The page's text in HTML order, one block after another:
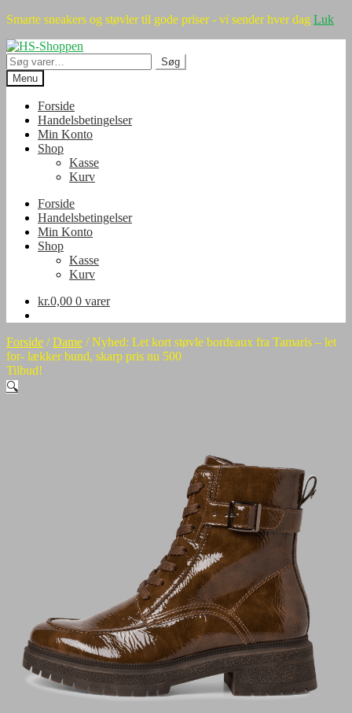
Smarte sneakers og støvler til gode priser - vi sender hver dag Luk
Spring
til
navigation
Spring
til
indhold
Søg
efter:
Søg
Menu
Forside
Handelsbetingelser
Min Konto
Shop
Kasse
Kurv
Forside
Handelsbetingelser
Min Konto
Shop
Kasse
Kurv
kr.0,00 0 varer
Forside /Dame /Nyhed: Let kort støvle bordeaux fra Tamaris – let
for- lækker bund, skarp pris nu 500
Tilbud!
🔍